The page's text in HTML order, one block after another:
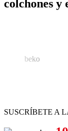
colchones y
SUSCRÍBETE A